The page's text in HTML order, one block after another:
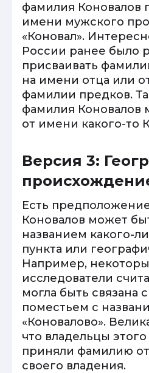
фамилия Коновалов
имени мужского
«Коновал».
России ранее было
присваивать
на имени отца или
фамилии предков.
фамилия Коновалов
от имени какого-то
Версия 3:
Есть
Коновалов может
названием какого-
пункта или
Например,
исследователи
могла быть связана
поместьем с
«Коновалово».
что владельцы
приняли фамилию
своего владения.